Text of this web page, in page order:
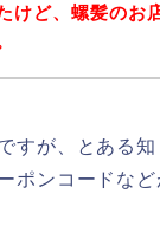
けど、螺髪のお
すが、とある
ポンコードなど